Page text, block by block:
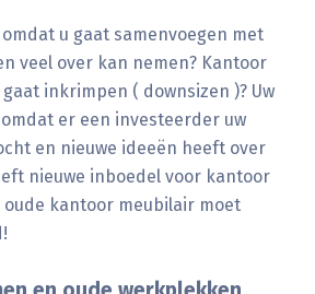
u gaat samenvoegen met
veel over kan nemen? Kantoor
inkrimpen ( downsizen )? Uw
er een investeerder uw
en nieuwe ideeën heeft over
nieuwe inboedel voor kantoor
oude kantoor meubilair moet